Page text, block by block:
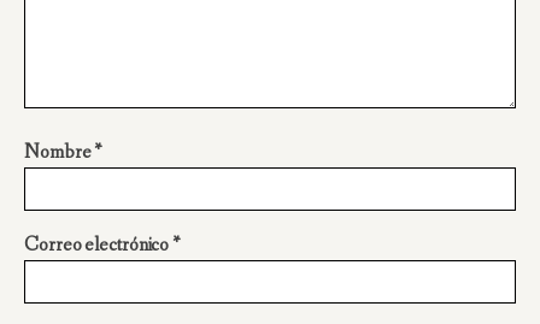
Nombre*
Correo electrónico*